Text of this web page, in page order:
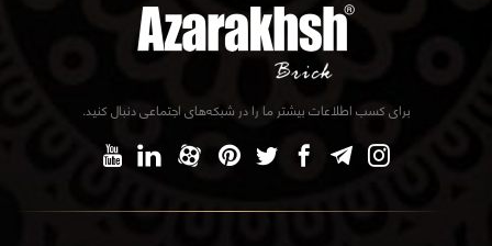
برای کسب اطلاعات بیشتر ما را در شبکه‌های اجتماعی دنبال کنید.